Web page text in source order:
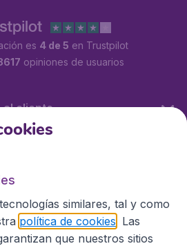
es 4 de 5 en Trustpilot
opiniones de usuarios
al cliente
similares, tal y como
política de cookies . Las
que nuestros sitios